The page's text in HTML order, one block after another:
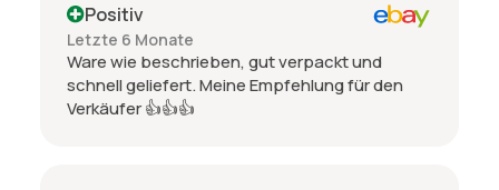
Positiv
Letzte 6 Monate
Ware wie beschrieben, gut verpackt und
schnell geliefert. Meine Empfehlung für den
Verkäufer 👍👍👍